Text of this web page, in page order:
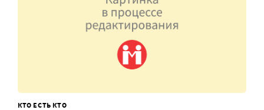
КТО ЕСТЬ КТО